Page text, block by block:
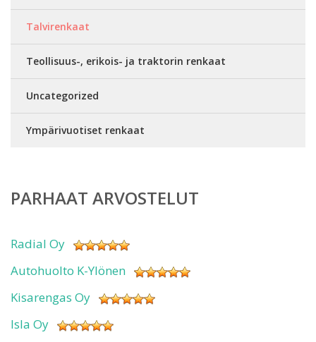
Talvirenkaat
Teollisuus-, erikois- ja traktorin renkaat
Uncategorized
Ympärivuotiset renkaat
PARHAAT ARVOSTELUT
Radial Oy
Autohuolto K-Ylönen
Kisarengas Oy
Isla Oy